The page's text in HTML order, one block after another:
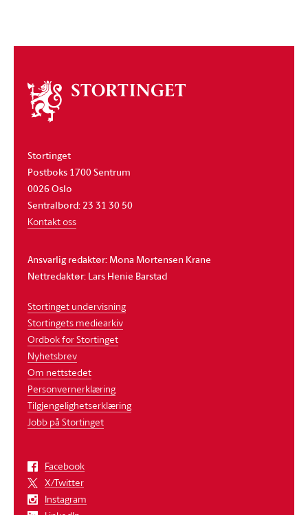
Om
stortinget
Stortinget
Postboks 1700 Sentrum
0026 Oslo
Sentralbord: 23 31 30 50
Kontakt oss
Ansvarlig redaktør: Mona Mortensen Krane
Nettredaktør: Lars Henie Barstad
Stortinget undervisning
Stortingets mediearkiv
Ordbok for Stortinget
Nyhetsbrev
Om nettstedet
Personvernerklæring
Tilgjengelighetserklæring
Jobb på Stortinget
Facebook
X/Twitter
Instagram